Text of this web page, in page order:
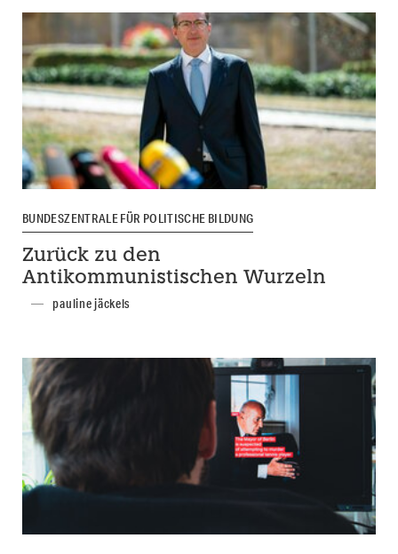
BUNDESZENTRALE FÜR POLITISCHE BILDUNG
Zurück zu den
Antikommunistischen Wurzeln
pauline jäckels